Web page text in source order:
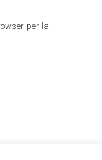
per la